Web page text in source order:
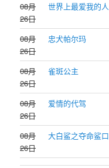
08月
26日
世界上最爱我的人
08月
26日
忠犬帕尔玛
08月
26日
雀斑公主
08月
26日
爱情的代驾
08月
26日
大白鲨之夺命鲨口